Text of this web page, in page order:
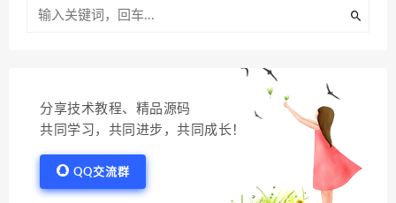
分享技术教程、精品源码
共同学习，共同进步，共同成长！
QQ交流群